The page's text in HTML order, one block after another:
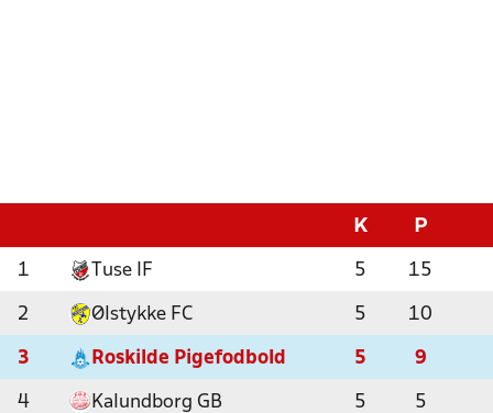
K P
1 Tuse IF 5 15
2 Ølstykke FC 5 10
3 Roskilde Pigefodbold 5 9
4 Kalundborg GB 5 5